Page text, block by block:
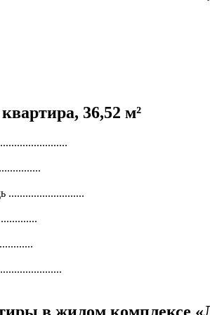
36,52 м²
...........................
в жилом комплексе